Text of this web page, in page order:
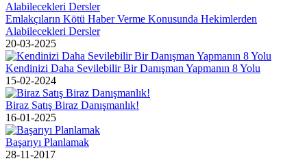
Emlakçıların Kötü Haber Verme Konusunda Hekimlerden
Alabilecekleri Dersler
20-03-2025
Kendinizi Daha Sevilebilir Bir Danışman Yapmanın 8 Yolu
15-02-2024
Biraz Satış Biraz Danışmanlık!
16-01-2025
Başarıyı Planlamak
28-11-2017